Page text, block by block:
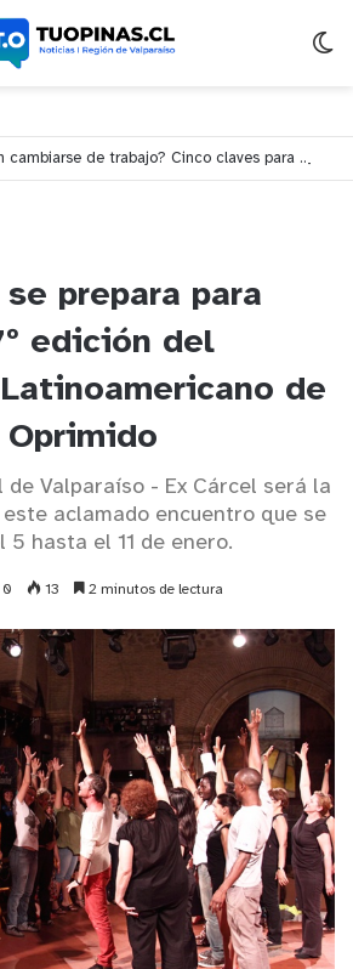
¿Está pensando en cambiarse de trabajo? Cinco claves para decidir en medio del alto desempleo
prepara para
edición del
de
de Valparaíso - Ex Cárcel será la
aclamado encuentro que se
hasta el 11 de enero.
0 13 2 minutos de lectura